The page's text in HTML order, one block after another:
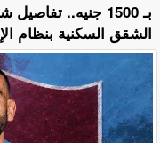
بـ 1500 جنيه..
الشقق السكنية بنظام